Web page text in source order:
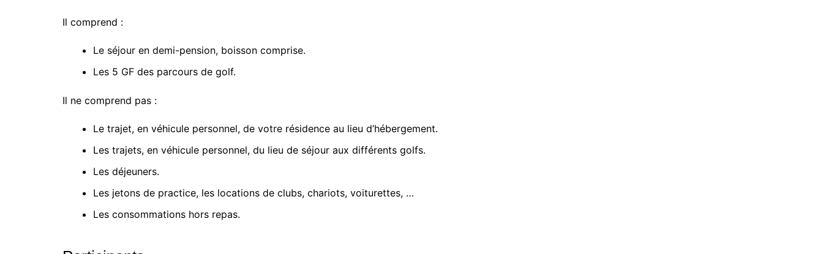
Il comprend :
Le séjour en demi-pension, boisson comprise.
Les 5 GF des parcours de golf.
Il ne comprend pas :
Le trajet, en véhicule personnel, de votre résidence au lieu d’hébergement.
Les trajets, en véhicule personnel, du lieu de séjour aux différents golfs.
Les déjeuners.
Les jetons de practice, les locations de clubs, chariots, voiturettes, …
Les consommations hors repas.